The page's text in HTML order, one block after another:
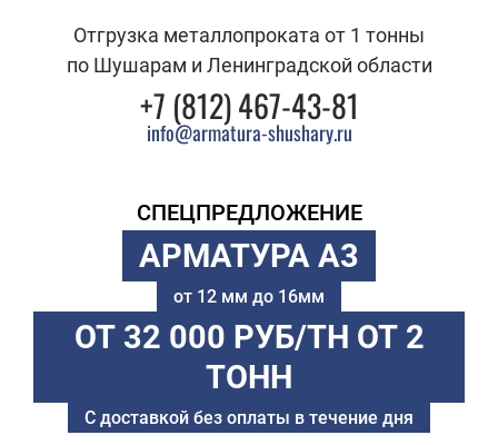
Отгрузка металлопроката от 1 тонны
по Шушарам и Ленинградской области
+7 (812) 467-43-81
info@armatura-shushary.ru
СПЕЦПРЕДЛОЖЕНИЕ
АРМАТУРА А3
от 12 мм до 16мм
ОТ 32 000 РУБ/ТН ОТ 2
ТОНН
С доставкой без оплаты в течение дня